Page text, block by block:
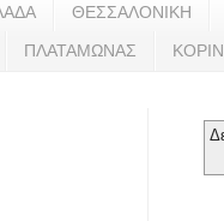
ΘΕΣΣΑΛΟΝΙΚΗ
ΠΛΑΤΑΜΩΝΑΣ